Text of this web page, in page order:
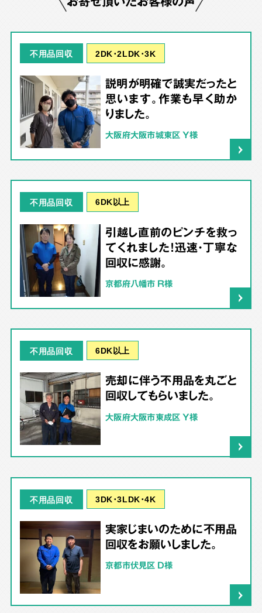
不用品回収 2DK･2LDK･3K
説明が明確で誠実だったと
思います。作業も早く助か
りました。
大阪府大阪市城東区 Y様
不用品回収 6DK以上
引越し直前のピンチを救っ
てくれました！迅速・丁寧な
回収に感謝。
京都府八幡市 R様
不用品回収 6DK以上
売却に伴う不用品を丸ごと
回収してもらいました。
大阪府大阪市東成区 Y様
不用品回収 3DK･3LDK･4K
実家じまいのために不用品
回収をお願いしました。
京都市伏見区 D様